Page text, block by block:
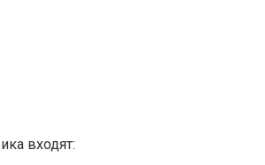
входят: